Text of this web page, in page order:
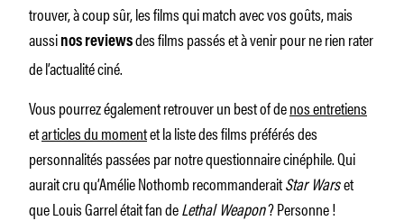
trouver, à coup sûr, les films qui match avec vos goûts, mais
aussi nos reviewsdes films passés et à venir pour ne rien rater
de l’actualité ciné.
Vous pourrez également retrouver un best of denos entretiens
etarticles du momentet la liste des films préférés des
personnalités passées par notre questionnaire cinéphile. Qui
aurait cru qu’Amélie Nothomb recommanderaitStar Warset
que Louis Garrel était fan deLethal Weapon? Personne !